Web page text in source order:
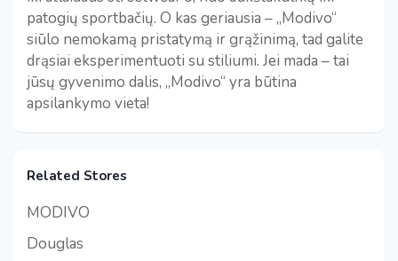
patogių sportbačių. O kas geriausia – „Modivo“
siūlo nemokamą pristatymą ir grąžinimą, tad galite
drąsiai eksperimentuoti su stiliumi. Jei mada – tai
jūsų gyvenimo dalis, „Modivo“ yra būtina
apsilankymo vieta!
Related Stores
MODIVO
Douglas